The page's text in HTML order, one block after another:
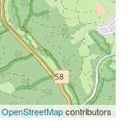
OpenStreetMapcontributors